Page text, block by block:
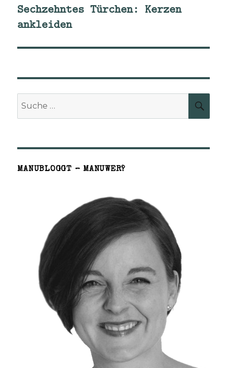
Nächster
Beitrag:
Sechzehntes Türchen: Kerzen
ankleiden
MANUBLOGGT – MANUWER?